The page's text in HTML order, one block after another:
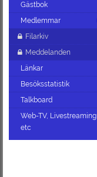
Gästbok
Medlemmar
Filarkiv
Meddelanden
Länkar
Besöksstatistik
Talkboard
Web-TV, Livestreaming
etc